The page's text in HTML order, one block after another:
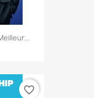
favorite_border